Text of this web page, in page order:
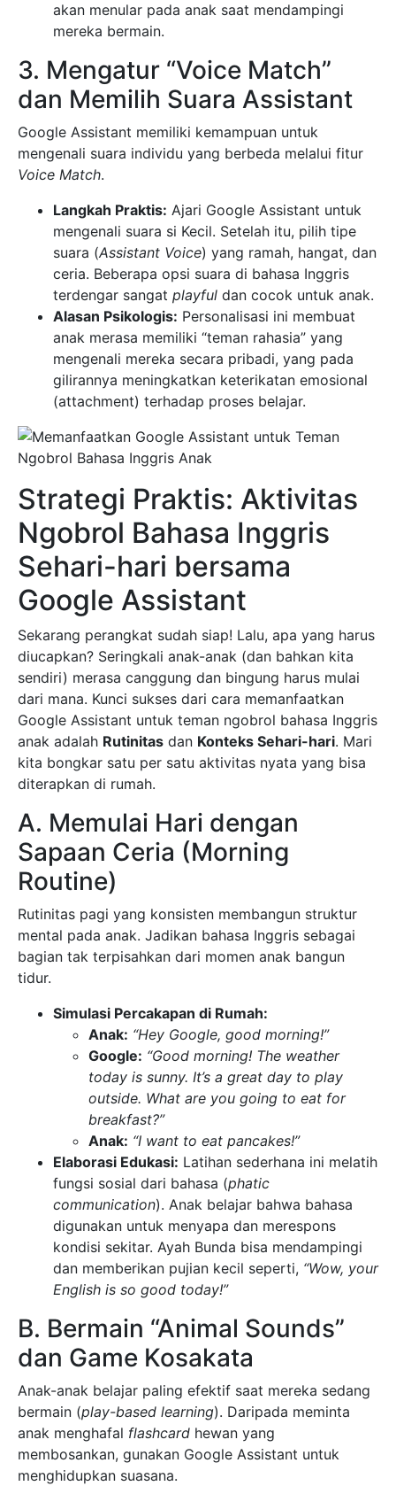
akan menular pada anak saat mendampingi
mereka bermain.
3. Mengatur “Voice Match”
dan Memilih Suara Assistant
Google Assistant memiliki kemampuan untuk
mengenali suara individu yang berbeda melalui fitur
Voice Match.
Langkah Praktis: Ajari Google Assistant untuk
mengenali suara si Kecil. Setelah itu, pilih tipe
suara (Assistant Voice) yang ramah, hangat, dan
ceria. Beberapa opsi suara di bahasa Inggris
terdengar sangat playful dan cocok untuk anak.
Alasan Psikologis: Personalisasi ini membuat
anak merasa memiliki “teman rahasia” yang
mengenali mereka secara pribadi, yang pada
gilirannya meningkatkan keterikatan emosional
(attachment) terhadap proses belajar.
Strategi Praktis: Aktivitas
Ngobrol Bahasa Inggris
Sehari-hari bersama
Google Assistant
Sekarang perangkat sudah siap! Lalu, apa yang harus
diucapkan? Seringkali anak-anak (dan bahkan kita
sendiri) merasa canggung dan bingung harus mulai
dari mana. Kunci sukses dari cara memanfaatkan
Google Assistant untuk teman ngobrol bahasa Inggris
anak adalah Rutinitas dan Konteks Sehari-hari. Mari
kita bongkar satu per satu aktivitas nyata yang bisa
diterapkan di rumah.
A. Memulai Hari dengan
Sapaan Ceria (Morning
Routine)
Rutinitas pagi yang konsisten membangun struktur
mental pada anak. Jadikan bahasa Inggris sebagai
bagian tak terpisahkan dari momen anak bangun
tidur.
Simulasi Percakapan di Rumah:
Anak: “Hey Google, good morning!”
Google: “Good morning! The weather
today is sunny. It’s a great day to play
outside. What are you going to eat for
breakfast?”
Anak: “I want to eat pancakes!”
Elaborasi Edukasi: Latihan sederhana ini melatih
fungsi sosial dari bahasa (phatic
communication). Anak belajar bahwa bahasa
digunakan untuk menyapa dan merespons
kondisi sekitar. Ayah Bunda bisa mendampingi
dan memberikan pujian kecil seperti, “Wow, your
English is so good today!”
B. Bermain “Animal Sounds”
dan Game Kosakata
Anak-anak belajar paling efektif saat mereka sedang
bermain (play-based learning). Daripada meminta
anak menghafal flashcard hewan yang
membosankan, gunakan Google Assistant untuk
menghidupkan suasana.